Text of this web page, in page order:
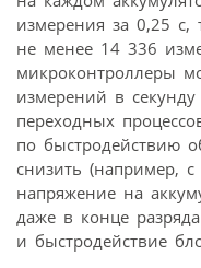
измерения за 0,25 с,
не менее 14 336
микроконтроллеры
измерений в
переходных
по быстродействию
снизить (например,
напряжение на
даже в конце
и быстродействие